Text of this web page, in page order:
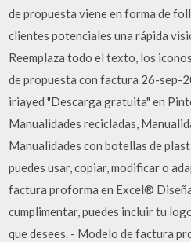
de propuesta viene en forma de
clientes potenciales una rápida
Reemplaza todo el texto, los
de propuesta con factura 26-sep-
iriayed "Descarga gratuita" en
Manualidades recicladas,
Manualidades con botellas de
puedes usar, copiar, modificar o
factura proforma en Excel®
cumplimentar, puedes incluir tu
que desees. - Modelo de factura